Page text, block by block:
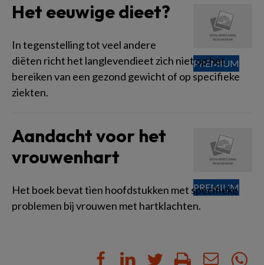
Het eeuwige dieet?
In tegenstelling tot veel andere
diëten richt het langlevendieet zich niet op het
bereiken van een gezond gewicht of op specifieke
ziekten.
Aandacht voor het
vrouwenhart
Het boek bevat tien hoofdstukken met specifieke
problemen bij vrouwen met hartklachten.